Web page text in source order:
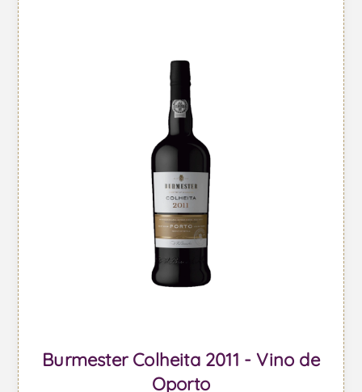
Burmester Colheita 2011 - Vino de
Oporto